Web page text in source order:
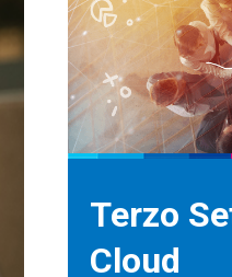
Terzo
Cloud